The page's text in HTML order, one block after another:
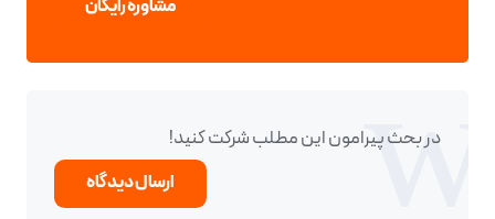
مشاوره رایگان
در بحث‌‌ پیرامون این مطلب شرکت کنید!
ارسال دیدگاه